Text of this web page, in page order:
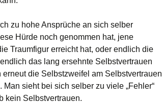
zu hohe Ansprüche an sich selber
Hürde noch genommen hat, jene
Traumfigur erreicht hat, oder endlich die
das lang ersehnte Selbstvertrauen
die Selbstzweifel am Selbstvertrauen
sieht bei sich selber zu viele „Fehler“
kein Selbstvertrauen.